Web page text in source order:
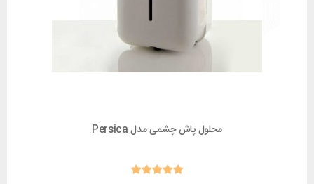
محلول پاش چشمی مدل Persica